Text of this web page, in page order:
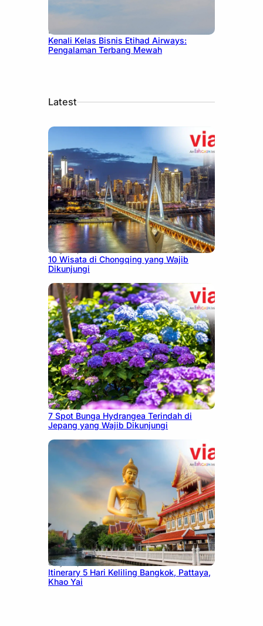
December 27, 2024
Kenali Kelas Bisnis Etihad Airways:
Pengalaman Terbang Mewah
Latest
July 30, 2026
10 Wisata di Chongqing yang Wajib
Dikunjungi
July 23, 2026
7 Spot Bunga Hydrangea Terindah di
Jepang yang Wajib Dikunjungi
July 20, 2026
Itinerary 5 Hari Keliling Bangkok, Pattaya,
Khao Yai